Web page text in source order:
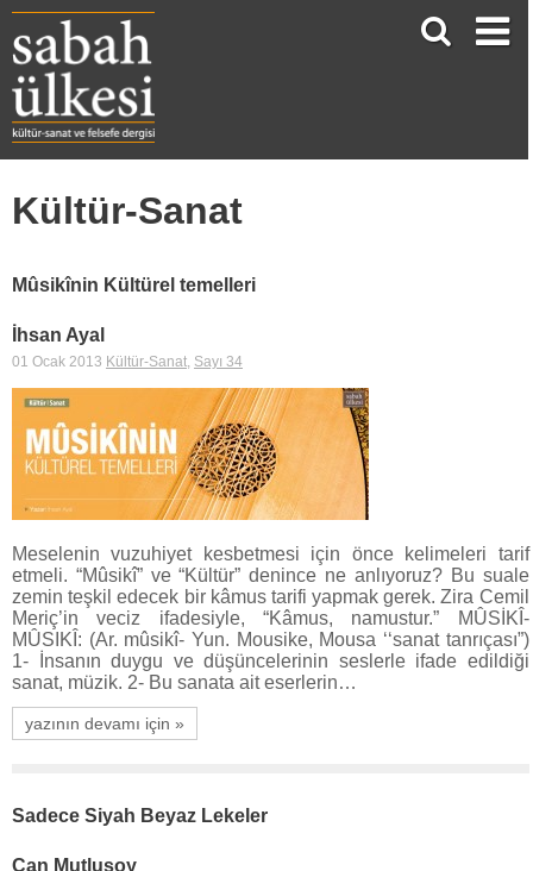
Kültür-Sanat
Mûsikînin Kültürel temelleri
İhsan Ayal
01 Ocak 2013 Kültür-Sanat, Sayı 34
Meselenin vuzuhiyet kesbetmesi için önce kelimeleri tarif
etmeli. “Mûsikî” ve “Kültür” denince ne anlıyoruz? Bu suale
zemin teşkil edecek bir kâmus tarifi yapmak gerek. Zira Cemil
Meriç’in veciz ifadesiyle, “Kâmus, namustur.” MÛSİKÎ-
MÛSIKÎ: (Ar. mûsikî- Yun. Mousike, Mousa ‘‘sanat tanrıçası”)
1- İnsanın duygu ve düşüncelerinin seslerle ifade edildiği
sanat, müzik. 2- Bu sanata ait eserlerin…
yazının devamı için »
Sadece Siyah Beyaz Lekeler
Can Mutlusoy